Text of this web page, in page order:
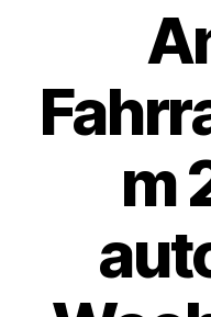
m